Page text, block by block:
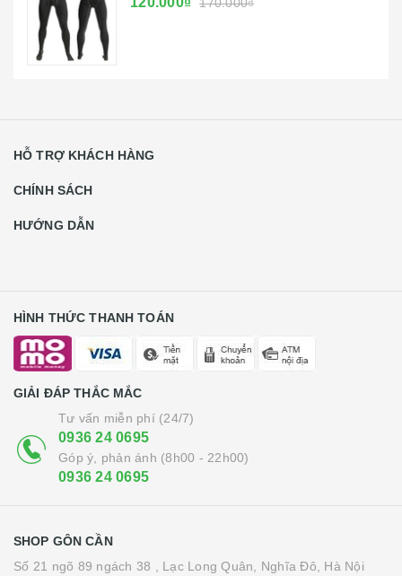
HỖ TRỢ KHÁCH HÀNG
CHÍNH SÁCH
HƯỚNG DẪN
HÌNH THỨC THANH TOÁN
GIẢI ĐÁP THẮC MẮC
Tư vấn miễn phí (24/7)
0936 24 0695
Góp ý, phản ánh (8h00 - 22h00)
0936 24 0695
SHOP GÔN CẦN
Số 21 ngõ 89 ngách 38 , Lạc Long Quân, Nghĩa Đô, Hà Nội